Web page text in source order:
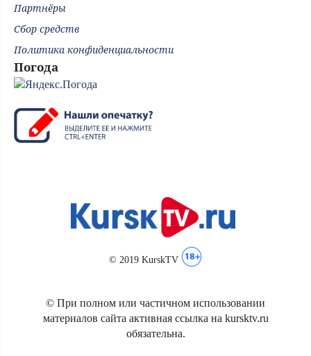
Партнёры
Сбор средств
Политика конфиденциальности
Погода
© 2019 KurskTV
© При полном или частичном использовании
материалов сайта активная ссылка на kursktv.ru
обязательна.